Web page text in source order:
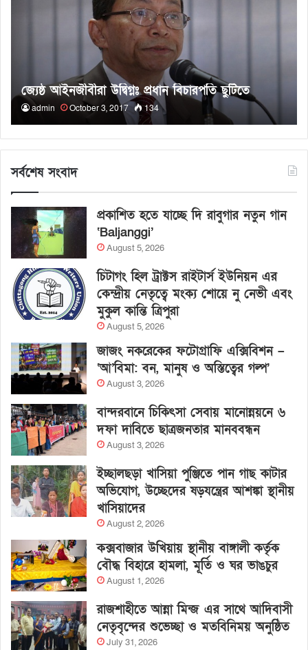
জ্যেষ্ঠ আইনজীবীরা উদ্বিগ্নঃ প্রধান বিচারপতি ছুটিতে
admin October 3, 2017 134
সর্বশেষ সংবাদ
প্রকাশিত হতে যাচ্ছে দি রাবুগার নতুন গান
‘Baljanggi’
August 5, 2026
চিটাগং হিল ট্রাক্টস রাইটার্স ইউনিয়ন এর
কেন্দ্রীয় নেতৃত্বে মংক্য শোয়ে নু নেভী এবং
মুকুল কান্তি ত্রিপুরা
August 5, 2026
জাজং নকরেকের ফটোগ্রাফি এক্সিবিশন –
‘আ’বিমা: বন, মানুষ ও অস্তিত্বের গল্প’
August 3, 2026
বান্দরবানে চিকিৎসা সেবায় মানোন্নয়নে ৬
দফা দাবিতে ছাত্রজনতার মানববন্ধন
August 3, 2026
ইচ্ছালছড়া খাসিয়া পুঞ্জিতে পান গাছ কাটার
অভিযোগ, উচ্ছেদের ষড়যন্ত্রের আশঙ্কা স্থানীয়
খাসিয়াদের
August 2, 2026
কক্সবাজার উখিয়ায় স্থানীয় বাঙ্গালী কর্তৃক
বৌদ্ধ বিহারে হামলা, মূর্তি ও ঘর ভাঙচুর
August 1, 2026
রাজশাহীতে আন্না মিন্জ এর সাথে আদিবাসী
নেতৃবৃন্দের শুভেচ্ছা ও মতবিনিময় অনুষ্ঠিত
July 31, 2026